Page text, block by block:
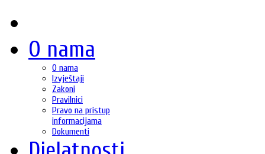
O nama
O nama
Izvještaji
Zakoni
Pravilnici
Pravo na pristup
informacijama
Dokumenti